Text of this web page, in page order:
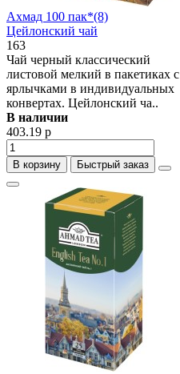
Ахмад 100 пак*(8)
Цейлонский чай
163
Чай черный классический
листовой мелкий в пакетиках с
ярлычками в индивидуальных
конвертах. Цейлонский ча..
В наличии
403.19 р
В корзину Быстрый заказ